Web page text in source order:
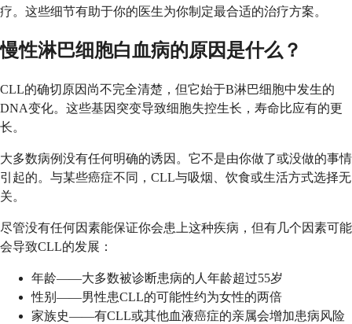
疗。这些细节有助于你的医生为你制定最合适的治疗方案。
慢性淋巴细胞白血病的原因是什么？
CLL的确切原因尚不完全清楚，但它始于B淋巴细胞中发生的
DNA变化。这些基因突变导致细胞失控生长，寿命比应有的更
长。
大多数病例没有任何明确的诱因。它不是由你做了或没做的事情
引起的。与某些癌症不同，CLL与吸烟、饮食或生活方式选择无
关。
尽管没有任何因素能保证你会患上这种疾病，但有几个因素可能
会导致CLL的发展：
年龄——大多数被诊断患病的人年龄超过55岁
性别——男性患CLL的可能性约为女性的两倍
家族史——有CLL或其他血液癌症的亲属会增加患病风险